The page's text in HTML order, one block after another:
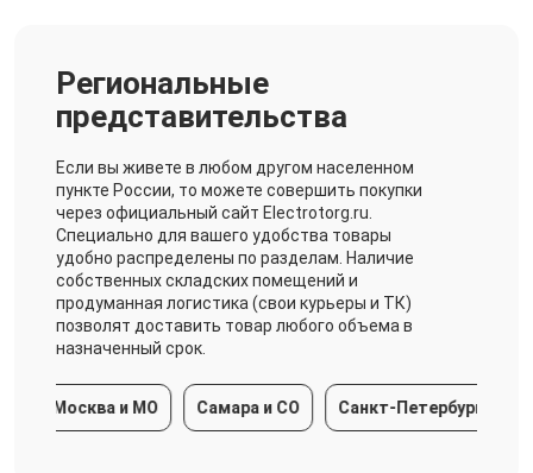
Региональные
представительства
Если вы живете в любом другом населенном
пункте России, то можете совершить покупки
через официальный сайт Electrotorg.ru.
Специально для вашего удобства товары
удобно распределены по разделам. Наличие
собственных складских помещений и
продуманная логистика (свои курьеры и ТК)
позволят доставить товар любого объема в
назначенный срок.
Москва и МО Самара и СО Санкт-Петербург и ЛО